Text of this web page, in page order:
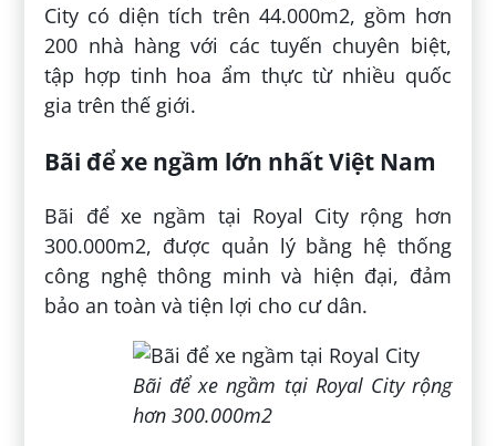
City có diện tích trên 44.000m2, gồm hơn
200 nhà hàng với các tuyến chuyên biệt,
tập hợp tinh hoa ẩm thực từ nhiều quốc
gia trên thế giới.
Bãi để xe ngầm lớn nhất Việt Nam
Bãi để xe ngầm tại Royal City rộng hơn
300.000m2, được quản lý bằng hệ thống
công nghệ thông minh và hiện đại, đảm
bảo an toàn và tiện lợi cho cư dân.
Bãi để xe ngầm tại Royal City rộng
hơn 300.000m2